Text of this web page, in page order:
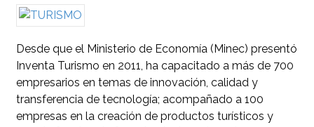
Desde que el Ministerio de Economía (Minec) presentó
Inventa Turismo en 2011, ha capacitado a más de 700
empresarios en temas de innovación, calidad y
transferencia de tecnología; acompañado a 100
empresas en la creación de productos turísticos y